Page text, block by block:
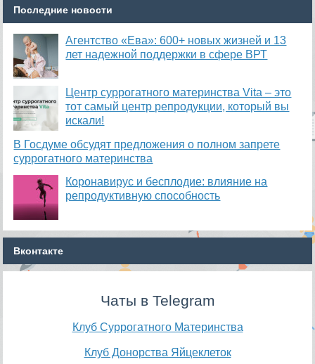
Последние новости
Агентство «Ева»: 600+ новых жизней и 13
лет надежной поддержки в сфере ВРТ
​Центр суррогатного материнства Vita – это
тот самый центр репродукции, который вы
искали!
В Госдуме обсудят предложения о полном запрете
суррогатного материнства
Коронавирус и бесплодие: влияние на
репродуктивную способность
Вконтакте
Чаты в Telegram
Клуб Суррогатного Материнства
Клуб Донорства Яйцеклеток